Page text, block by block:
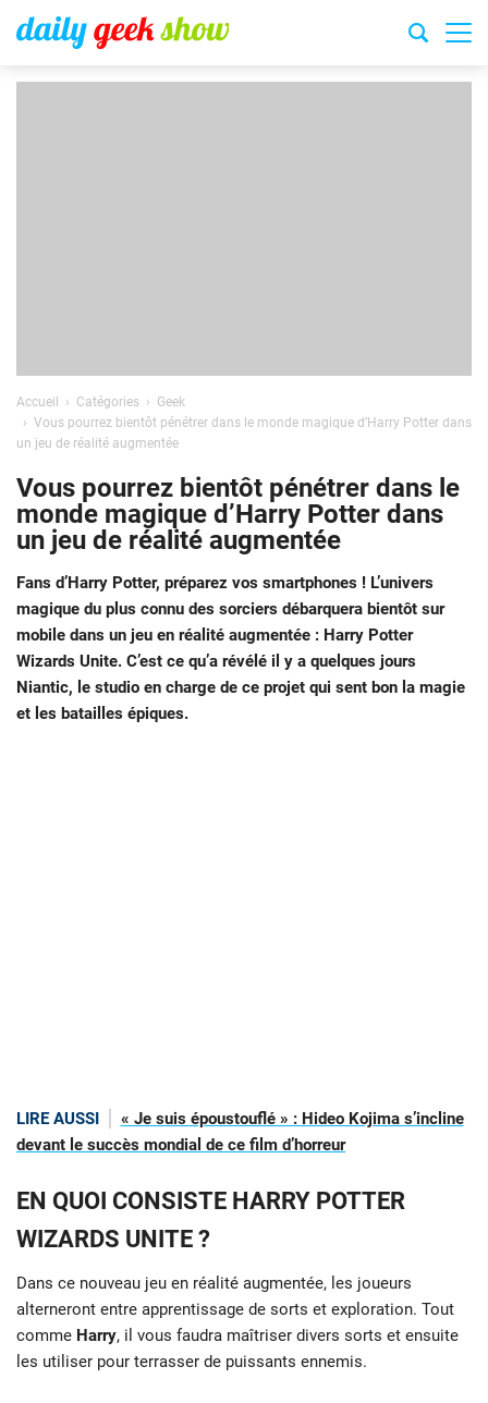
Accueil Catégories
Geek
Vous pourrez bientôt pénétrer dans le monde magique d’Harry Potter dans
un jeu de réalité augmentée
Vous pourrez bientôt pénétrer dans le
monde magique d’Harry Potter dans
un jeu de réalité augmentée
Fans d’Harry Potter, préparez vos smartphones ! L’univers
magique du plus connu des sorciers débarquera bientôt sur
mobile dans un jeu en réalité augmentée : Harry Potter
Wizards Unite. C’est ce qu’a révélé il y a quelques jours
Niantic, le studio en charge de ce projet qui sent bon la magie
et les batailles épiques.
LIRE AUSSI
« Je suis époustouflé » : Hideo Kojima s’incline
devant le succès mondial de ce film d’horreur
EN QUOI CONSISTE HARRY POTTER
WIZARDS UNITE ?
Dans ce nouveau jeu en réalité augmentée, les joueurs
alterneront entre apprentissage de sorts et exploration. Tout
comme Harry, il vous faudra maîtriser divers sorts et ensuite
les utiliser pour terrasser de puissants ennemis.